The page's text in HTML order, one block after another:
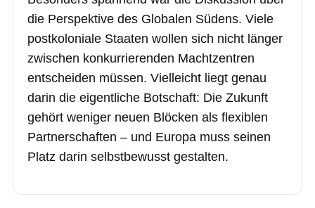
die Perspektive des Globalen Südens. Viele
postkoloniale Staaten wollen sich nicht länger
zwischen konkurrierenden Machtzentren
entscheiden müssen. Vielleicht liegt genau
darin die eigentliche Botschaft: Die Zukunft
gehört weniger neuen Blöcken als flexiblen
Partnerschaften – und Europa muss seinen
Platz darin selbstbewusst gestalten.